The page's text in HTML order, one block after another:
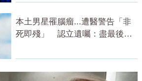
本土男星罹腦瘤...遭醫警告「非
死即殘」 認立遺囑：盡最後心